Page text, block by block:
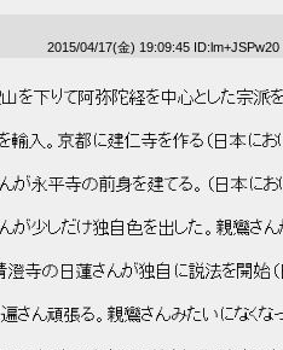
2015/04/17(金) 19:09:45 ID:lm+JSPw20
下りて阿弥陀経を中心とした宗派を
入。京都に建仁寺を作る（日本にお
が永平寺の前身を建てる。（日本にお
少しだけ独自色を出した。親鸞さん
寺の日蓮さんが独自に説法を開始（
ん頑張る。親鸞さんみたいになくな